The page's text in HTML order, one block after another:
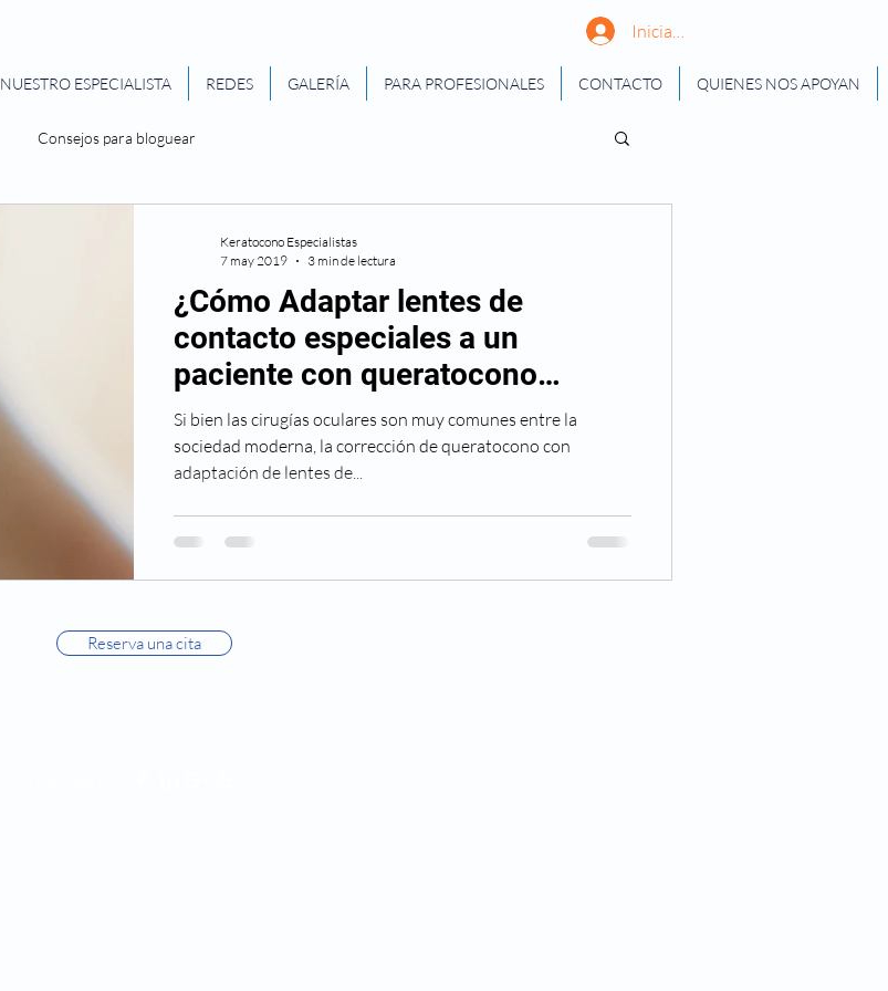
NUESTRO ESPECIALISTA REDES GALERÍA PARA PROFESIONALES CONTACTO QUIENES NOS APOYAN
Iniciar sesión
Consejos para bloguear
¿Cómo Adaptar lentes de
contacto especiales a un
paciente con queratocono
avanzado?
Si bien las cirugías oculares son muy comunes entre la
sociedad moderna, la corrección de queratocono con
adaptación de lentes de...
Keratocono Especialistas
7 may 2019
3 min de lectura
Reserva una cita